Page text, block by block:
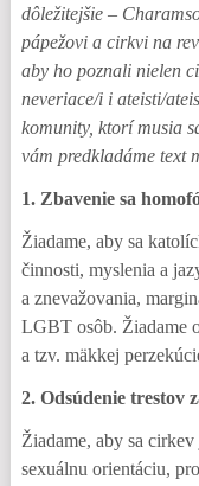
dôležitejšie –
pápežovi a cirkvi na
aby ho poznali nielen
neveriace/i i ateisti/
komunity, ktorí musia
vám predkladáme text
1. Zbavenie sa
Žiadame, aby sa
činnosti, myslenia a
a znevažovania,
LGBT osôb. Žiadame
a tzv. mäkkej
2. Odsúdenie trestov
Žiadame, aby sa
sexuálnu orientáciu,